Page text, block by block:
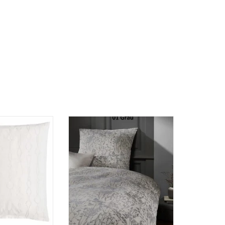
Mako Brokat Damast Bettwäsche
bügelfrei, Premium Qualität aus
100% Maco Baumwolle mit
hochwertigem buntgewebtem
Muster
ZUM WARENKORB HINZUFÜGEN